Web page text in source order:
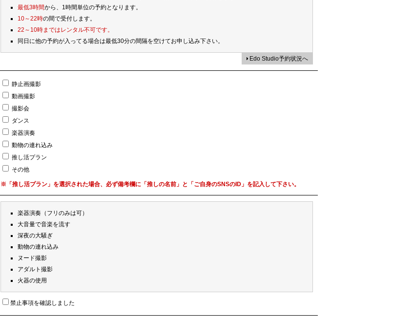
最低3時間から、1時間単位の予約となります。
10～22時の間で受付します。
22～10時まではレンタル不可です。
同日に他の予約が入ってる場合は最低30分の間隔を空けてお申し込み下さい。
Edo Studio予約状況へ
静止画撮影
動画撮影
撮影会
ダンス
楽器演奏
動物の連れ込み
推し活プラン
その他
※「推し活プラン」を選択された場合、必ず備考欄に「推しの名前」と「ご自身のSNSのID」を記入して下さい。
楽器演奏（フリのみは可）
大音量で音楽を流す
深夜の大騒ぎ
動物の連れ込み
ヌード撮影
アダルト撮影
火器の使用
禁止事項を確認しました